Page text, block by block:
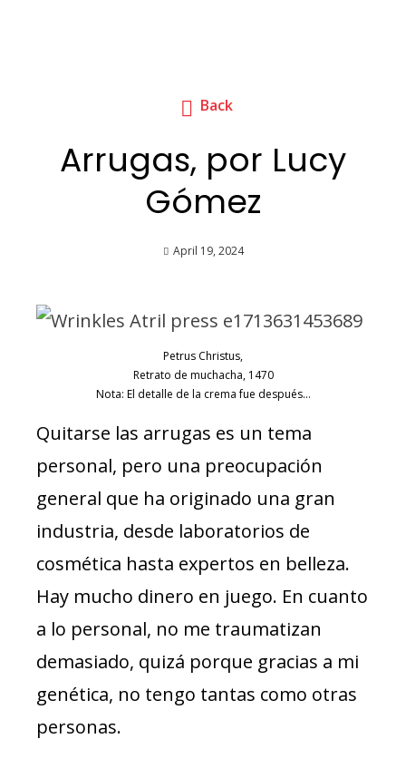
Back
Arrugas, por Lucy
Gómez
April 19, 2024
Petrus Christus,
Retrato de muchacha, 1470
Nota: El detalle de la crema fue después…
Quitarse las arrugas es un tema
personal, pero una preocupación
general que ha originado una gran
industria, desde laboratorios de
cosmética hasta expertos en belleza.
Hay mucho dinero en juego. En cuanto
a lo personal, no me traumatizan
demasiado, quizá porque gracias a mi
genética, no tengo tantas como otras
personas.